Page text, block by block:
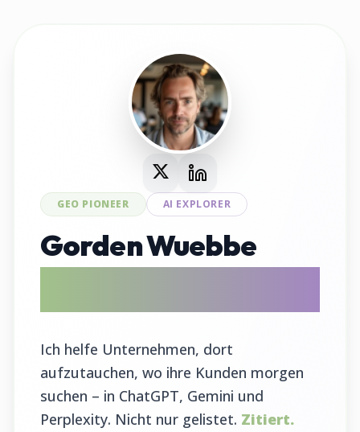
GEO PIONEER AI EXPLORER
Gorden Wuebbe
Ich helfe Unternehmen, dort
aufzutauchen, wo ihre Kunden morgen
suchen – in ChatGPT, Gemini und
Perplexity. Nicht nur gelistet. Zitiert.